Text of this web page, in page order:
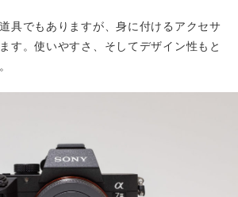
具でもありますが、身に付けるアクセサ
す。使いやすさ、そしてデザイン性もと